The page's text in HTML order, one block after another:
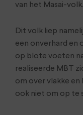
van het Masai-volk.
Dit volk liep
een onverhard en
op blote voeten
realiseerde MBT
om over vlakke en
ook niet om op te